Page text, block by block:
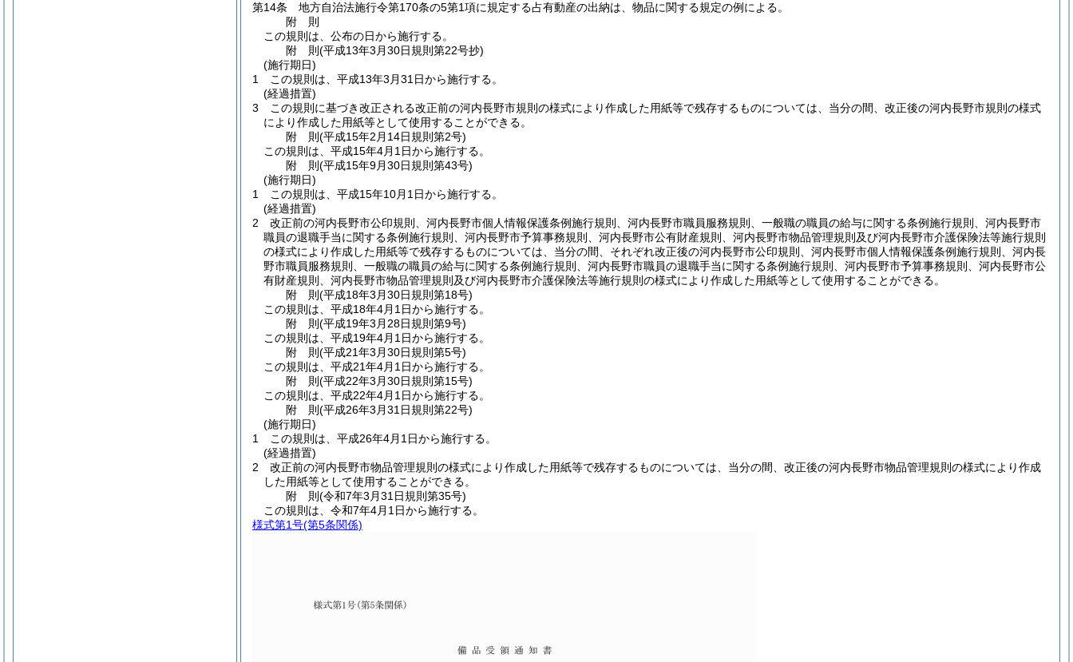
第14条
地方自治法施行令第170条の5第1項に規定する占有動産の出納は、物品に関する規定の例による。
附 則
この規則は、公布の日から施行する。
附 則(平成13年3月30日規則第22号抄)
(施行期日)
1
この規則は、平成13年3月31日から施行する。
(経過措置)
3
この規則に基づき改正される改正前の河内長野市規則の様式により作成した用紙等で残存するものについては、当分の間、改正後の河内長野市規則の様式
により作成した用紙等として使用することができる。
附 則(平成15年2月14日規則第2号)
この規則は、平成15年4月1日から施行する。
附 則(平成15年9月30日規則第43号)
(施行期日)
1
この規則は、平成15年10月1日から施行する。
(経過措置)
2
改正前の河内長野市公印規則、河内長野市個人情報保護条例施行規則、河内長野市職員服務規則、一般職の職員の給与に関する条例施行規則、河内長野市
職員の退職手当に関する条例施行規則、河内長野市予算事務規則、河内長野市公有財産規則、河内長野市物品管理規則及び河内長野市介護保険法等施行規則
の様式により作成した用紙等で残存するものについては、当分の間、それぞれ改正後の河内長野市公印規則、河内長野市個人情報保護条例施行規則、河内長
野市職員服務規則、一般職の職員の給与に関する条例施行規則、河内長野市職員の退職手当に関する条例施行規則、河内長野市予算事務規則、河内長野市公
有財産規則、河内長野市物品管理規則及び河内長野市介護保険法等施行規則の様式により作成した用紙等として使用することができる。
附 則(平成18年3月30日規則第18号)
この規則は、平成18年4月1日から施行する。
附 則(平成19年3月28日規則第9号)
この規則は、平成19年4月1日から施行する。
附 則(平成21年3月30日規則第5号)
この規則は、平成21年4月1日から施行する。
附 則(平成22年3月30日規則第15号)
この規則は、平成22年4月1日から施行する。
附 則(平成26年3月31日規則第22号)
(施行期日)
1
この規則は、平成26年4月1日から施行する。
(経過措置)
2
改正前の河内長野市物品管理規則の様式により作成した用紙等で残存するものについては、当分の間、改正後の河内長野市物品管理規則の様式により作成
した用紙等として使用することができる。
附 則(令和7年3月31日規則第35号)
この規則は、令和7年4月1日から施行する。
様式第1号(第5条関係)